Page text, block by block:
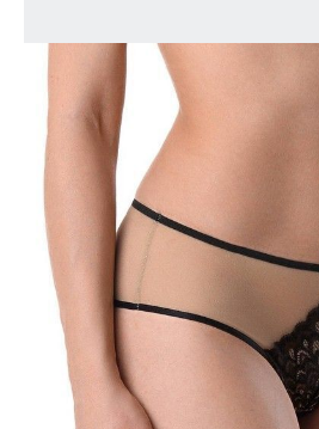
69,90 zł
BRAK
ZDJĘCIA
Rozmiary:
Tabela rozmiarów
94/S
98/M
102/L
Ilość:
DODAJ DO KOSZYKA
Jak złożyć zamówienie
POWIADOM MNIE O DOSTĘPNOŚCI